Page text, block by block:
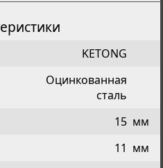
KETONG
Оцинкованная
сталь
15 мм
11 мм